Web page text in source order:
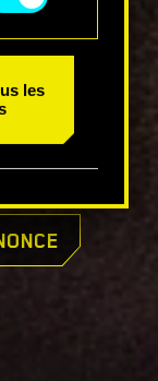
les